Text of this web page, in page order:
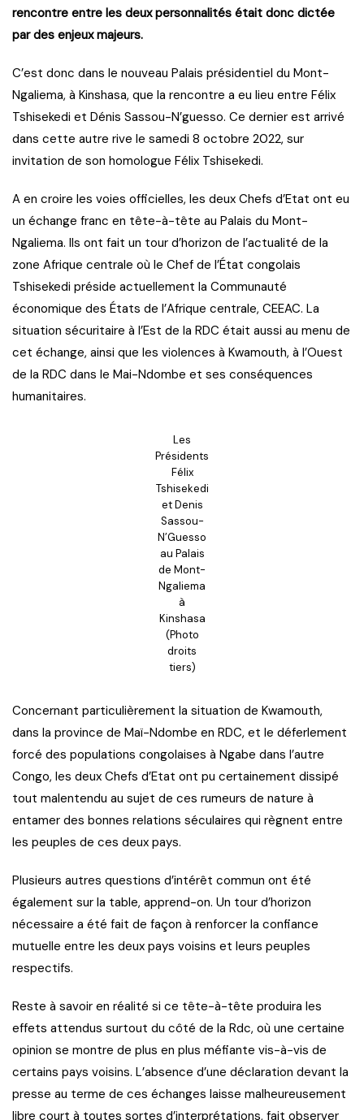
rencontre entre les deux personnalités était donc dictée
par des enjeux majeurs.
C’est donc dans le nouveau Palais présidentiel du Mont-
Ngaliema, à Kinshasa, que la rencontre a eu lieu entre Félix
Tshisekedi et Dénis Sassou-N’guesso. Ce dernier est arrivé
dans cette autre rive le samedi 8 octobre 2022, sur
invitation de son homologue Félix Tshisekedi.
A en croire les voies officielles, les deux Chefs d’Etat ont eu
un échange franc en tête-à-tête au Palais du Mont-
Ngaliema. Ils ont fait un tour d’horizon de l’actualité de la
zone Afrique centrale où le Chef de l’État congolais
Tshisekedi préside actuellement la Communauté
économique des États de l’Afrique centrale, CEEAC. La
situation sécuritaire à l’Est de la RDC était aussi au menu de
cet échange, ainsi que les violences à Kwamouth, à l’Ouest
de la RDC dans le Mai-Ndombe et ses conséquences
humanitaires.
Les
Présidents
Félix
Tshisekedi
et Denis
Sassou-
N’Guesso
au Palais
de Mont-
Ngaliema
à
Kinshasa
(Photo
droits
tiers)
Concernant particulièrement la situation de Kwamouth,
dans la province de Maï-Ndombe en RDC, et le déferlement
forcé des populations congolaises à Ngabe dans l’autre
Congo, les deux Chefs d’Etat ont pu certainement dissipé
tout malentendu au sujet de ces rumeurs de nature à
entamer des bonnes relations séculaires qui règnent entre
les peuples de ces deux pays.
Plusieurs autres questions d’intérêt commun ont été
également sur la table, apprend-on. Un tour d’horizon
nécessaire a été fait de façon à renforcer la confiance
mutuelle entre les deux pays voisins et leurs peuples
respectifs.
Reste à savoir en réalité si ce tête-à-tête produira les
effets attendus surtout du côté de la Rdc, où une certaine
opinion se montre de plus en plus méfiante vis-à-vis de
certains pays voisins. L’absence d’une déclaration devant la
presse au terme de ces échanges laisse malheureusement
libre court à toutes sortes d’interprétations, fait observer